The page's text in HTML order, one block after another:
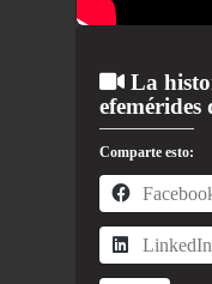
La
efemérides
Comparte esto:
LinkedIn